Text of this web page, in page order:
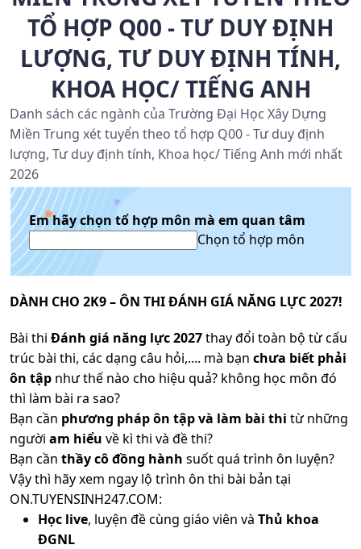
TỔ HỢP Q00 - TƯ DUY ĐỊNH
LƯỢNG, TƯ DUY ĐỊNH TÍNH,
KHOA HỌC/ TIẾNG ANH
Danh sách các ngành của Trường Đại Học Xây Dựng
Miền Trung xét tuyển theo tổ hợp Q00 - Tư duy định
lượng, Tư duy định tính, Khoa học/ Tiếng Anh mới nhất
2026
Em hãy chọn tổ hợp môn mà em quan tâm
Chọn tổ hợp môn
DÀNH CHO 2K9 – ÔN THI ĐÁNH GIÁ NĂNG LỰC 2027!
Bài thi Đánh giá năng lực 2027thay đổi toàn bộ từ cấu
trúc bài thi, các dạng câu hỏi,.... mà bạn chưa biết phải
ôn tập như thế nào cho hiệu quả? không học môn đó
thì làm bài ra sao?
Bạn cần phương pháp ôn tập và làm bài thi từ những
người am hiểu về kì thi và đề thi?
Bạn cần thầy cô đồng hành suốt quá trình ôn luyện?
Vậy thì hãy xem ngay lộ trình ôn thi bài bản tại
ON.TUYENSINH247.COM:
Học live, luyện đề cùng giáo viên và Thủ khoa
ĐGNL